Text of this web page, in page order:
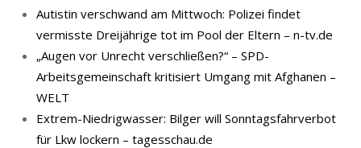
Autistin verschwand am Mittwoch: Polizei findet
vermisste Dreijährige tot im Pool der Eltern – n-tv.de
„Augen vor Unrecht verschließen?“ – SPD-
Arbeitsgemeinschaft kritisiert Umgang mit Afghanen –
WELT
Extrem-Niedrigwasser: Bilger will Sonntagsfahrverbot
für Lkw lockern – tagesschau.de